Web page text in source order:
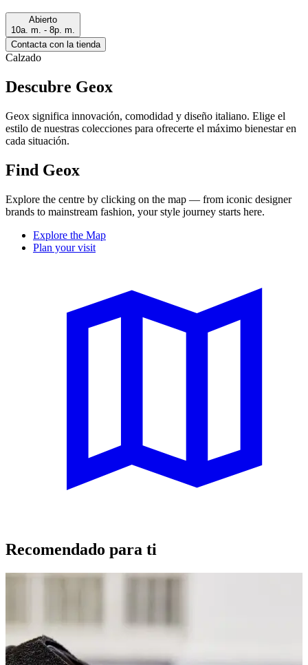
Abierto
10a. m. - 8p. m.
Contacta con la tienda
Calzado
Descubre Geox
Geox significa innovación, comodidad y diseño italiano. Elige el
estilo de nuestras colecciones para ofrecerte el máximo bienestar en
cada situación.
Find Geox
Explore the centre by clicking on the map — from iconic designer
brands to mainstream fashion, your style journey starts here.
Explore the Map
Plan your visit
Recomendado para ti